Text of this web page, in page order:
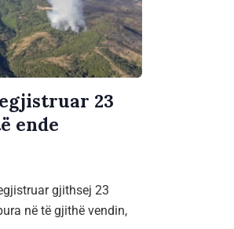
23
ende
gjithsej 23
në të gjithë vendin,